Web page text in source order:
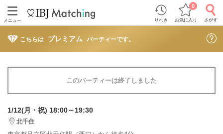
メニュー りれき お気に入り
0
さがす
こちらは プレミアム パーティーです。
このパーティーは終了しました
1/12(月・祝) 18:00～19:30
北千住